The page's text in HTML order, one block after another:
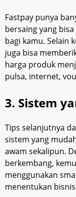
Fastpay punya
bersaing yang
bagi kamu. Selain
juga bisa
harga produk
pulsa, internet,
3. Sistem
Tips selanjutnya
sistem yang
awam sekalipun.
berkembang,
menggunakan
menentukan